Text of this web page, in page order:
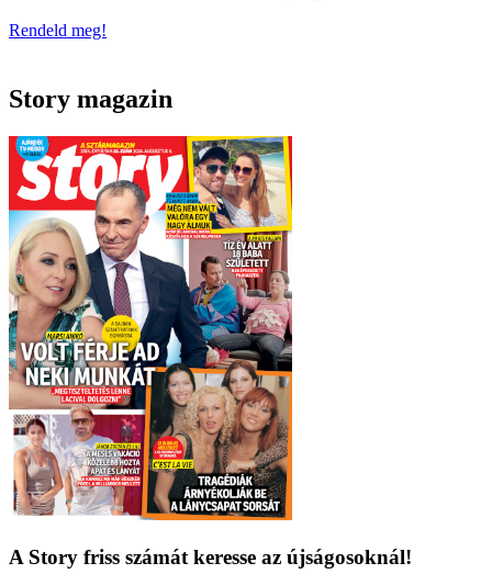
Rendeld meg!
Story magazin
A Story friss számát keresse az újságosoknál!